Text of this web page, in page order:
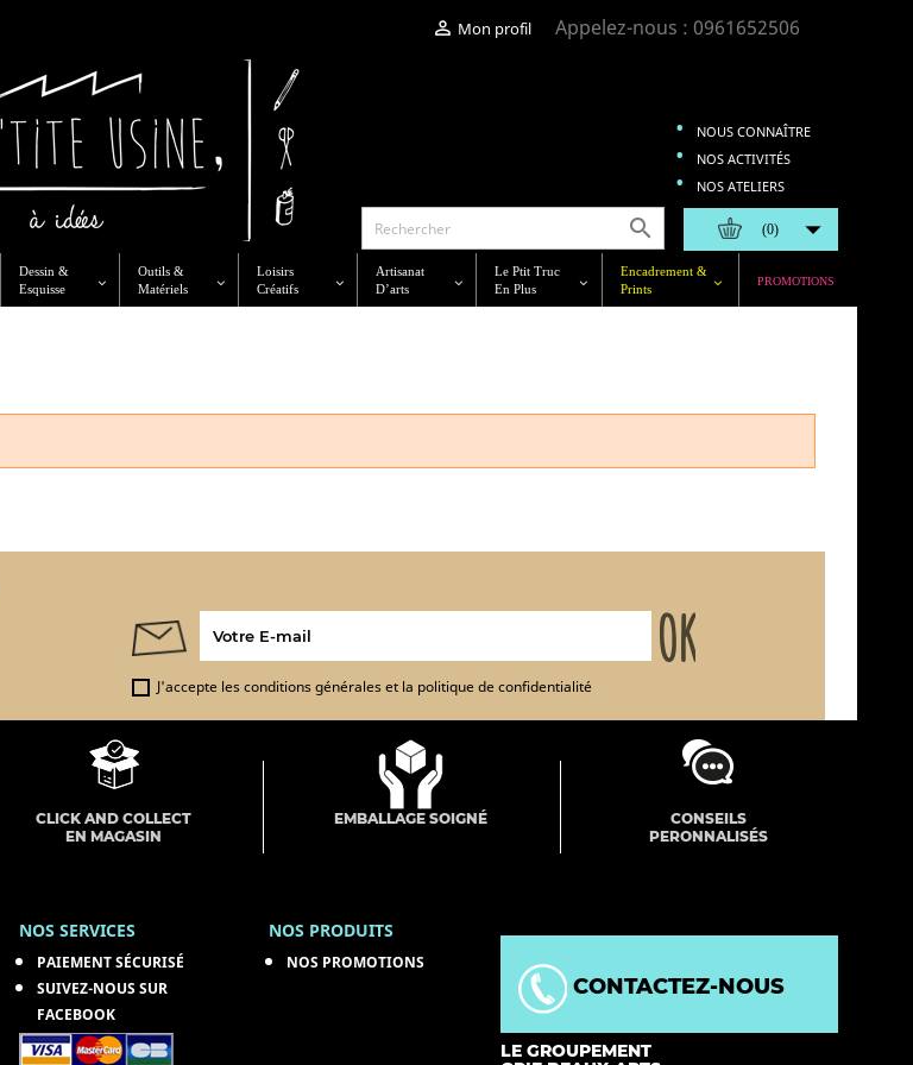
 Mon profil Appelez-nous : 0961652506
NOUS CONNAÎTRE
NOS ACTIVITÉS
NOS ATELIERS
 (0) 
Dessin &
Esquisse
Outils &
Matériels
Loisirs
Créatifs
Artisanat
D’arts
Le Ptit Truc
En Plus
Encadrement &
Prints
PROMOTIONS
J'accepte les conditions générales et la politique de confidentialité
CLICK AND COLLECT
EN MAGASIN
EMBALLAGE SOIGNÉ
CONSEILS
PERONNALISÉS
NOS SERVICES
PAIEMENT SÉCURISÉ
SUIVEZ-NOUS SUR
FACEBOOK
NOS PRODUITS
NOS PROMOTIONS
CONTACTEZ-NOUS
LE GROUPEMENT